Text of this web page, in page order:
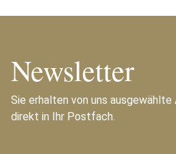
Newsletter
Sie erhalten von uns
direkt in Ihr Postfach.